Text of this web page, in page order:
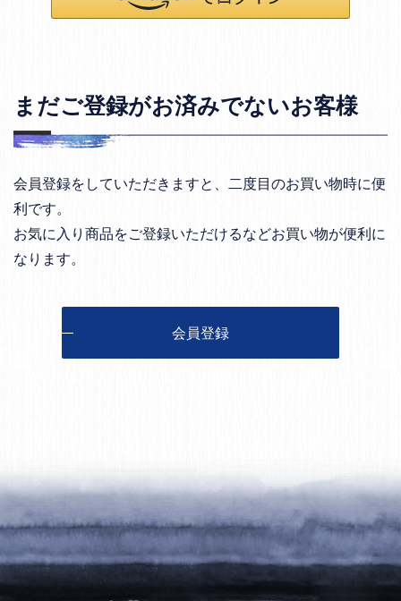
まだご登録がお済みでないお客様
会員登録をしていただきますと、二度目のお買い物時に便
利です。
お気に入り商品をご登録いただけるなどお買い物が便利に
なります。
会員登録